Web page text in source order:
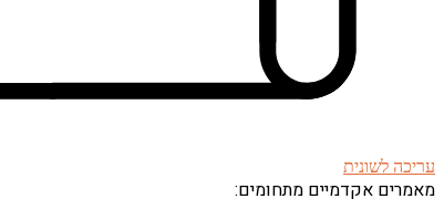
עריכה לשונית
מאמרים אקדמיים מתחומים: